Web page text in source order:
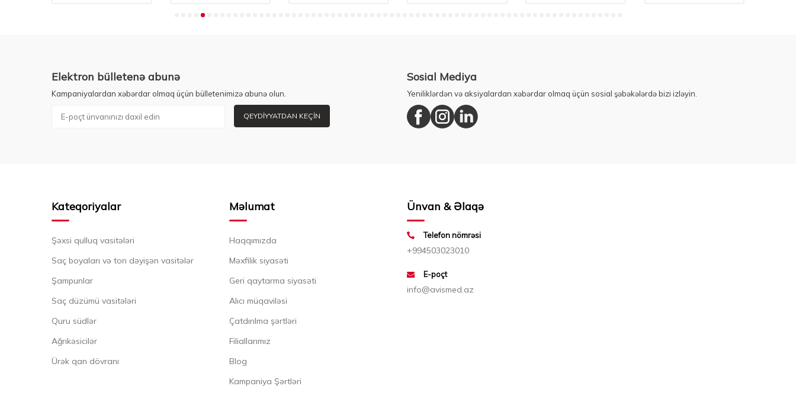
Elektron bülletenə abunə
Kampaniyalardan xəbərdar olmaq üçün bülletenimizə abunə olun.
QEYDIYYATDAN KEÇIN
Sosial Mediya
Yeniliklərdən və aksiyalardan xəbərdar olmaq üçün sosial şəbəkələrdə bizi izləyin.
Kateqoriyalar
Şəxsi qulluq vasitələri
Saç boyaları və ton dəyişən vasitələr
Şampunlar
Saç düzümü vasitələri
Quru südlər
Ağrıkəsicilər
Ürək qan dövranı
Məlumat
Haqqımızda
Məxfilik siyasəti
Geri qaytarma siyasəti
Alıcı müqaviləsi
Çatdırılma şərtləri
Filiallarımız
Blog
Kampaniya Şərtləri
Ünvan & Əlaqə
Telefon nömrəsi
+994503023010
E-poçt
info@avismed.az